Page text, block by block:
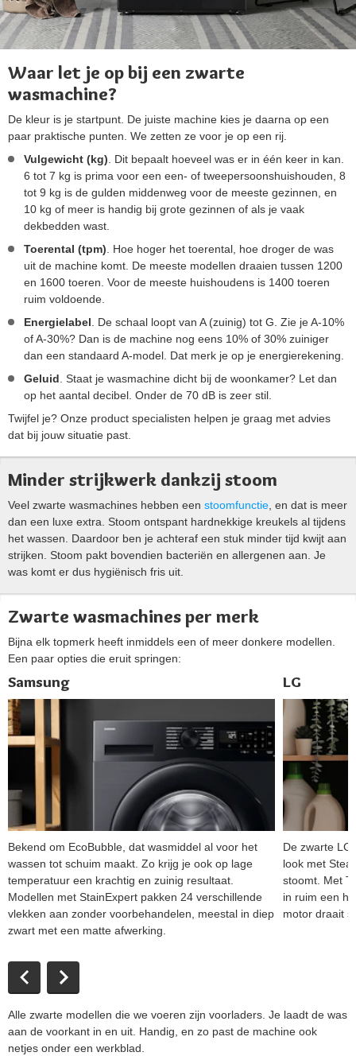
Waar let je op bij een zwarte
wasmachine?
De kleur is je startpunt. De juiste machine kies je daarna op een
paar praktische punten. We zetten ze voor je op een rij.
Vulgewicht (kg). Dit bepaalt hoeveel was er in één keer in kan.
6 tot 7 kg is prima voor een een- of tweepersoonshuishouden, 8
tot 9 kg is de gulden middenweg voor de meeste gezinnen, en
10 kg of meer is handig bij grote gezinnen of als je vaak
dekbedden wast.
Toerental (tpm). Hoe hoger het toerental, hoe droger de was
uit de machine komt. De meeste modellen draaien tussen 1200
en 1600 toeren. Voor de meeste huishoudens is 1400 toeren
ruim voldoende.
Energielabel. De schaal loopt van A (zuinig) tot G. Zie je A-10%
of A-30%? Dan is de machine nog eens 10% of 30% zuiniger
dan een standaard A-model. Dat merk je op je energierekening.
Geluid. Staat je wasmachine dicht bij de woonkamer? Let dan
op het aantal decibel. Onder de 70 dB is zeer stil.
Twijfel je? Onze product specialisten helpen je graag met advies
dat bij jouw situatie past.
Minder strijkwerk dankzij stoom
Veel zwarte wasmachines hebben een stoomfunctie, en dat is meer
dan een luxe extra. Stoom ontspant hardnekkige kreukels al tijdens
het wassen. Daardoor ben je achteraf een stuk minder tijd kwijt aan
strijken. Stoom pakt bovendien bacteriën en allergenen aan. Je
was komt er dus hygiënisch fris uit.
Zwarte wasmachines per merk
Bijna elk topmerk heeft inmiddels een of meer donkere modellen.
Een paar opties die eruit springen:
Samsung
Bekend om EcoBubble, dat wasmiddel al voor het
wassen tot schuim maakt. Zo krijg je ook op lage
temperatuur een krachtig en zuinig resultaat.
Modellen met StainExpert pakken 24 verschillende
vlekken aan zonder voorbehandelen, meestal in diep
zwart met een matte afwerking.
LG
De zwarte
look met
stoomt. Met
in ruim een
motor draait
Alle zwarte modellen die we voeren zijn voorladers. Je laadt de was
aan de voorkant in en uit. Handig, en zo past de machine ook
netjes onder een werkblad.